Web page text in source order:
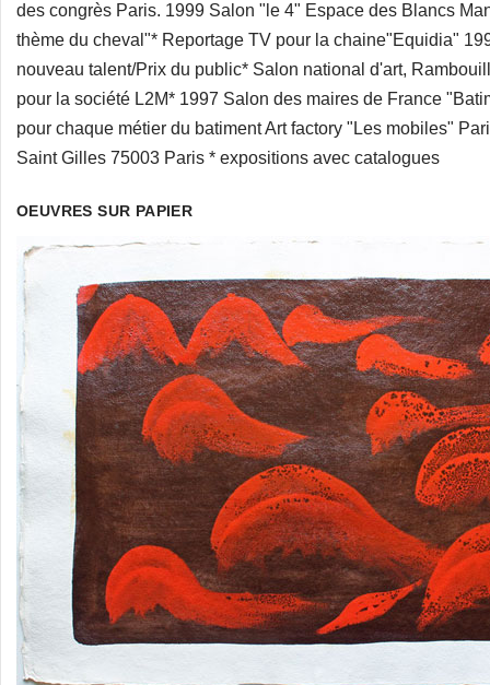
des congrès Paris. 1999 Salon "le 4" Espace des Blancs
thème du cheval"* Reportage TV pour la chaine"Equidia"
nouveau talent/Prix du public* Salon national d'art,
pour la société L2M* 1997 Salon des maires de France
pour chaque métier du batiment Art factory "Les mobiles"
Saint Gilles 75003 Paris * expositions avec catalogues
OEUVRES SUR PAPIER